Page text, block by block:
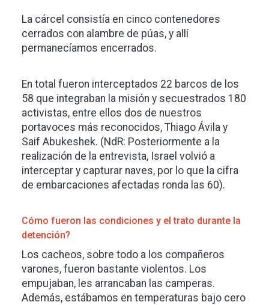
La cárcel consistía en cinco contenedores
cerrados con alambre de púas, y allí
permanecíamos encerrados.
En total fueron interceptados 22 barcos de los
58 que integraban la misión y secuestrados 180
activistas, entre ellos dos de nuestros
portavoces más reconocidos, Thiago Ávila y
Saif Abukeshek. (NdR: Posteriormente a la
realización de la entrevista, Israel volvió a
interceptar y capturar naves, por lo que la cifra
de embarcaciones afectadas ronda las 60).
Cómo fueron las condiciones y el trato durante la
detención?
Los cacheos, sobre todo a los compañeros
varones, fueron bastante violentos. Los
empujaban, les arrancaban las camperas.
Además, estábamos en temperaturas bajo cero